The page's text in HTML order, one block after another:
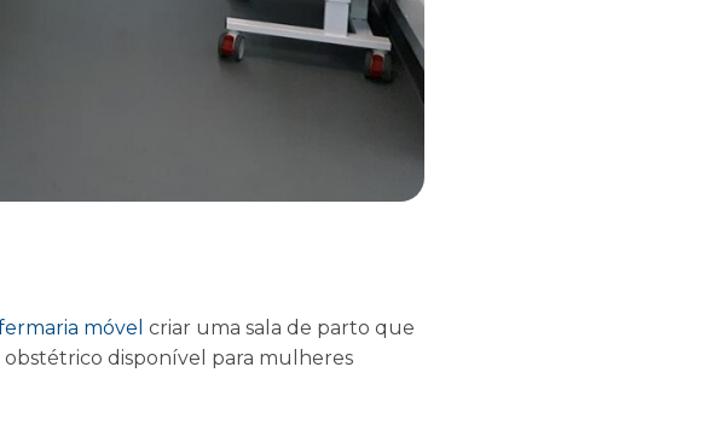
móvel criar uma sala de parto que
disponível para mulheres